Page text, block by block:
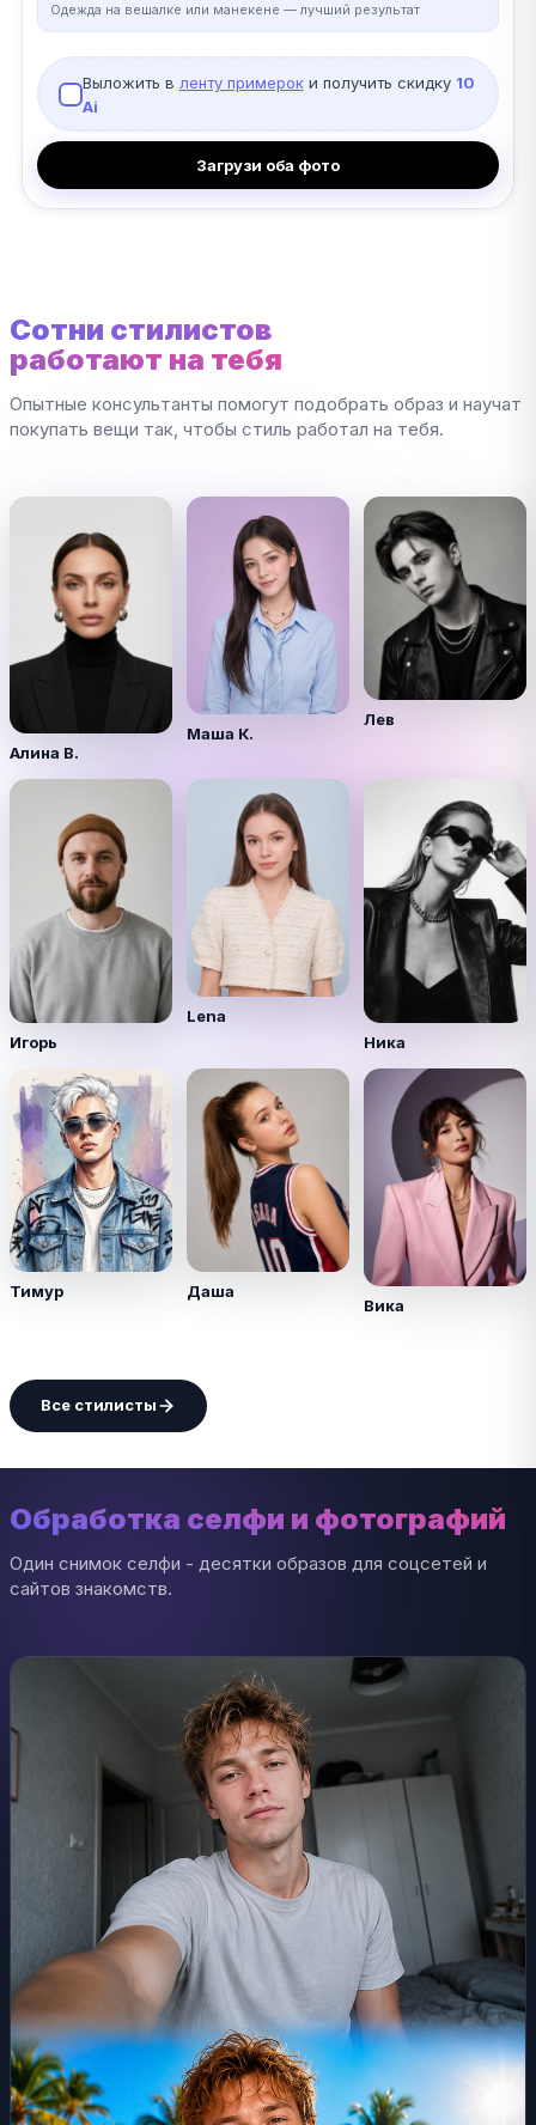
Одежда на вешалке или манекене — лучший результат
Выложить в ленту примероки получить скидку 10
Ai
Загрузи оба фото
Сотни стилистов
работают на тебя
Опытные консультанты помогут подобрать образ и научат
покупать вещи так, чтобы стиль работал на тебя.
Алина В.
Маша К.
Лев
Игорь
Lena
Ника
Тимур Даша
Вика
Все стилисты
Обработка селфи и фотографий
Один снимок селфи - десятки образов для соцсетей и
сайтов знакомств.